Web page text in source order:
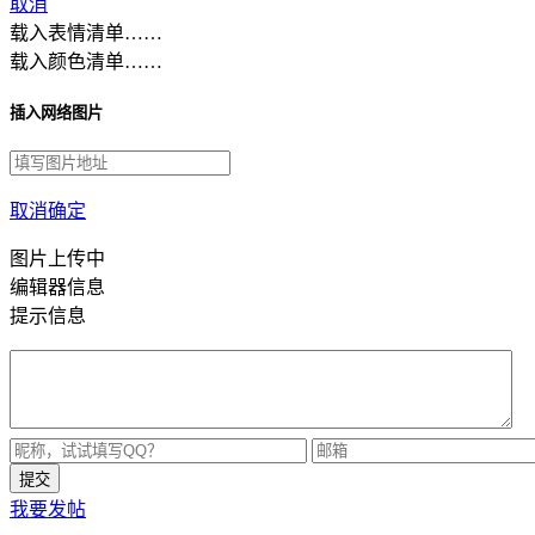
取消
载入表情清单……
载入颜色清单……
插入网络图片
取消确定
图片上传中
编辑器信息
提示信息
我要发帖